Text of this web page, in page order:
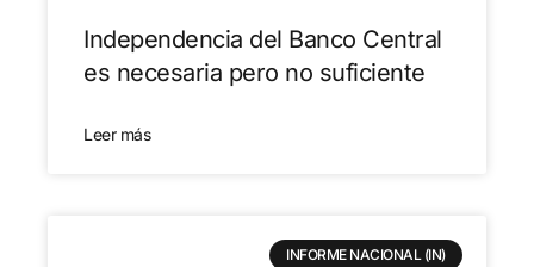
Independencia del Banco Central
es necesaria pero no suficiente
Leer más
INFORME NACIONAL (IN)